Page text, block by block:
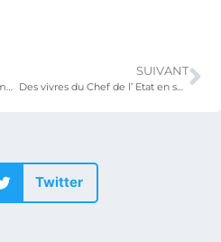
Twitter
SUIVANT
Des vivres du Chef de l’ Etat en soutien à Lomé propre de la St . Sylvestre